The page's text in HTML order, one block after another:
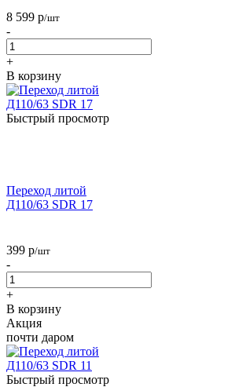
8 599 р/шт
-
+
В корзину
Быстрый просмотр
Переход литой
Д110/63 SDR 17
399 р/шт
-
+
В корзину
Акция
почти даром
Быстрый просмотр